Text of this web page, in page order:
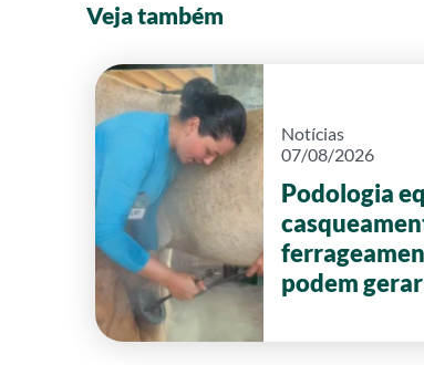
Veja também
Notícias
07/08/2026
Podologia
podem